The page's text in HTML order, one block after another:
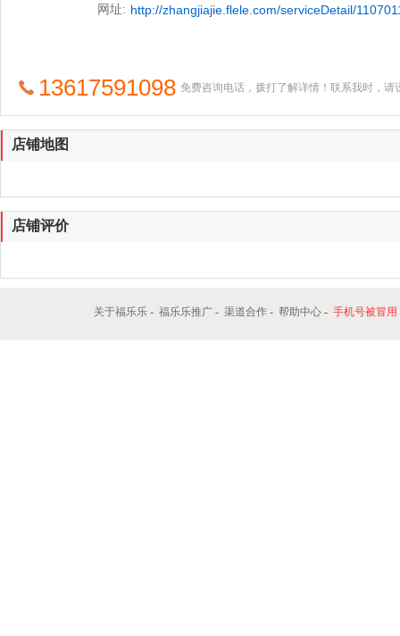
网址: http://zhangjiajie.flele.com/serviceDetail/
13617591098 免费咨询电话，拨打了解详情！联系我时，请
店铺地图
店铺评价
关于福乐乐 - 福乐乐推广 - 渠道合作 - 帮助中心 - 手机号被冒用